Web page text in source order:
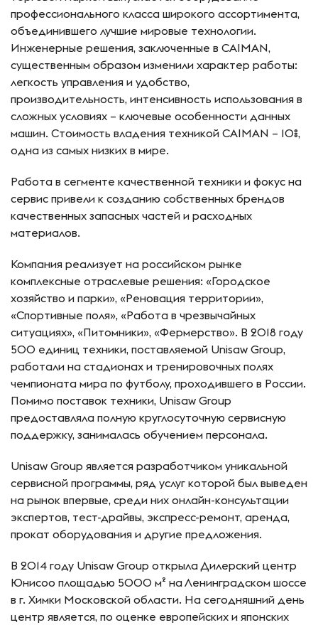
профессионального класса широкого ассортимента,
объединившего лучшие мировые технологии.
Инженерные решения, заключенные в CAIMAN,
существенным образом изменили характер работы:
легкость управления и удобство,
производительность, интенсивность использования в
сложных условиях – ключевые особенности данных
машин. Стоимость владения техникой CAIMAN – 10%,
одна из самых низких в мире.
Работа в сегменте качественной техники и фокус на
сервис привели к созданию собственных брендов
качественных запасных частей и расходных
материалов.
Компания реализует на российском рынке
комплексные отраслевые решения: «Городское
хозяйство и парки», «Реновация территории»,
«Спортивные поля», «Работа в чрезвычайных
ситуациях», «Питомники», «Фермерство». В 2018 году
500 единиц техники, поставляемой Unisaw Group,
работали на стадионах и тренировочных полях
чемпионата мира по футболу, проходившего в России.
Помимо поставок техники, Unisaw Group
предоставляла полную круглосуточную сервисную
поддержку, занималась обучением персонала.
Unisaw Group является разработчиком уникальной
сервисной программы, ряд услуг которой был выведен
на рынок впервые, среди них онлайн-консультации
экспертов, тест-драйвы, экспресс-ремонт, аренда,
прокат оборудования и другие предложения.
В 2014 году Unisaw Group открыла Дилерский центр
Юнисоо площадью 5000 м² на Ленинградском шоссе
в г. Химки Московской области. На сегодняшний день
центр является, по оценке европейских и японских